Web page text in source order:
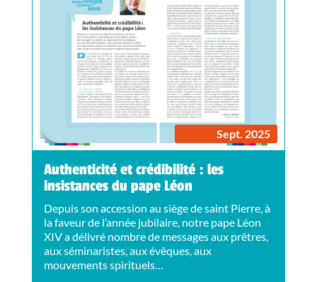
Sept. 2025
Authenticité et crédibilité : les
insistances du pape Léon
Depuis son accession au siège de saint Pierre, à
la faveur de l’année jubilaire, notre pape Léon
XIV a délivré nombre de messages aux prêtres,
aux séminaristes, aux évêques, aux
mouvements spirituels…